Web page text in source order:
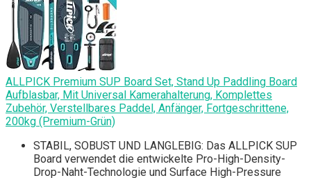
ALLPICK Premium SUP Board Set, Stand Up Paddling Board
Aufblasbar, Mit Universal Kamerahalterung, Komplettes
Zubehör, Verstellbares Paddel, Anfänger, Fortgeschrittene,
200kg (Premium-Grün)
STABIL, SOBUST UND LANGLEBIG: Das ALLPICK SUP
Board verwendet die entwickelte Pro-High-Density-
Drop-Naht-Technologie und Surface High-Pressure